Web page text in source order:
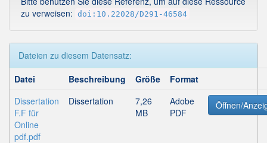
zu verweisen: doi:10.22028/D291-46584
Dateien zu diesem Datensatz:
Datei
Beschreibung Größe
Format
Dissertation
F.F für
Online
pdf.pdf
Dissertation
7,26
MB
Adobe
PDF
Öffnen/